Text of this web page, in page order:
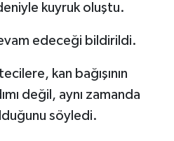
kuyruk oluştu.
edeceği bildirildi.
kan bağışının
değil, aynı zamanda
söyledi.